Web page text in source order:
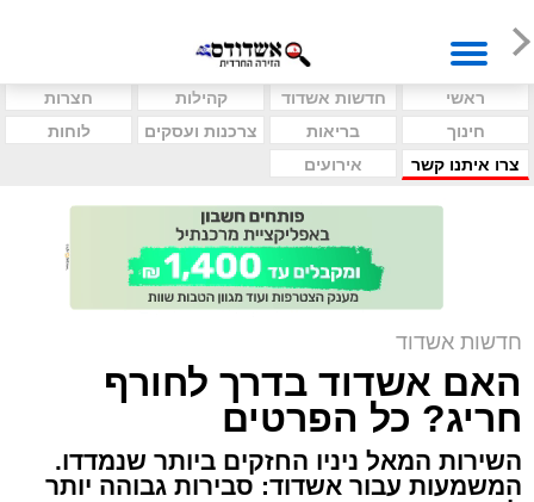
ראשי חדשות אשדוד קהילות
חצרות
חינוך
בריאות צרכנות ועסקים
לוחות
צרו איתנו קשר
אירועים
חדשות אשדוד
האם אשדוד בדרך לחורף
חריג? כל הפרטים
השירות המאל ניניו החזקים ביותר שנמדדו.
המשמעות עבור אשדוד: סבירות גבוהה יותר